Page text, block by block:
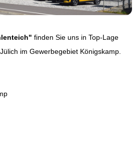
finden Sie uns in Top-Lage
im Gewerbegebiet Königskamp.